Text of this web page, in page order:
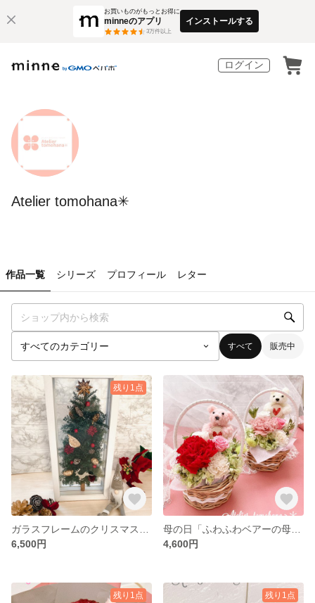
お買いものがもっとお得に
minneのアプリ
3万件以上
インストールする
ログイン
Atelier tomohana✳︎
作品一覧 シリーズ プロフィール レター
すべて 販売中
残り1点
6,500円
4,600円
残り1点 残り1点